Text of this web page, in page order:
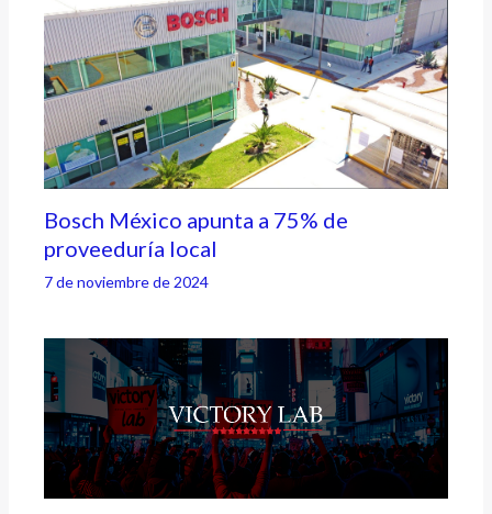
Bosch México apunta a 75% de
proveeduría local
7 de noviembre de 2024